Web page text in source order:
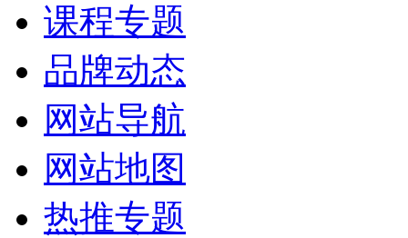
课程专题
品牌动态
网站导航
网站地图
热推专题